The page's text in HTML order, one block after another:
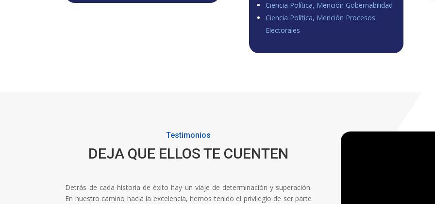
Ciencia Política, Mención Gobernabilidad
Ciencia Política, Mención Procesos
Electorales
Testimonios
DEJA QUE ELLOS TE CUENTEN
Detrás de cada historia de éxito hay un viaje de determinación y superación.
En nuestro camino hacia la excelencia, hemos tenido el privilegio de ser parte